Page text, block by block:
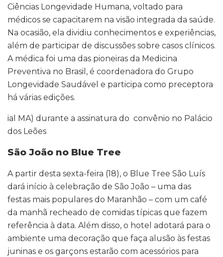
Ciências Longevidade Humana, voltado para
médicos se capacitarem na visão integrada da saúde.
Na ocasião, ela dividiu conhecimentos e experiências,
além de participar de discussões sobre casos clínicos.
A médica foi uma das pioneiras da Medicina
Preventiva no Brasil, é coordenadora do Grupo
Longevidade Saudável e participa como preceptora
há várias edições.
ial MA) durante a assinatura do convênio no Palácio
dos Leões
São João no Blue Tree
A partir desta sexta-feira (18), o Blue Tree São Luís
dará início à celebração de São João – uma das
festas mais populares do Maranhão – com um café
da manhã recheado de comidas típicas que fazem
referência à data. Além disso, o hotel adotará para o
ambiente uma decoração que faça alusão às festas
juninas e os garçons estarão com acessórios para